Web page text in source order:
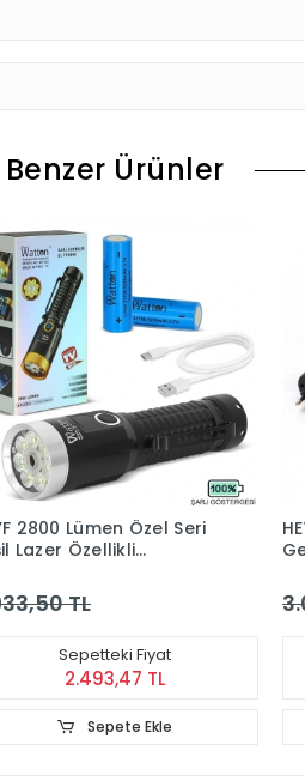
Benzer Ürünler
2800 Lümen Özel Seri
Lazer Özellikli
TL
Sepetteki Fiyat
2.493,47 TL
Sepete Ekle